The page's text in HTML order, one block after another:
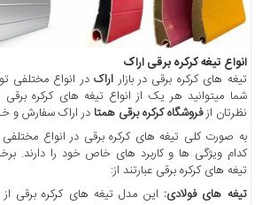
انواع تیغه کرکره برقی اراک
تیغه های کرکره برقی در بازار اراکدر انواع مختلفی
شما میتوانید هر یک از انواع تیغه های کرکره برقی
نظرتان ازفروشگاه کرکره برقی همتا در اراک سفارش و
به صورت کلی تیغه های کرکره برقی در انواع
کدام ویژگی ها و کاربرد های خاص خود را دارند.
تیغه های کرکره برقی عبارتند از:
تیغه های فولادی: این مدل تیغه های کرکره برقی از